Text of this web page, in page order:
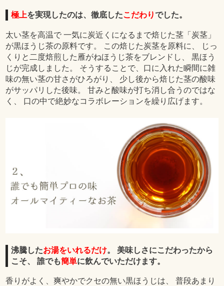
極上を実現したのは、徹底したこだわりでした。
太い茎を高温で 一気に炭近くになるまで焙じた茎「炭茎」
が黒ほうじ茶の原料です。 この焙じた炭茎を原料に、 じっ
くりと二度焙煎した雁がねほうじ茶をブレンドし、 黒ほう
じが完成しました。 そうすることで、口に入れた瞬間に雑
味の無い茎の甘さがひろがり、 少し後から焙じた茎の酸味
がサッパリした後味。 甘みと酸味が打ち消し合うのではな
く、 口の中で絶妙なコラボレーションを繰り広げます。
沸騰したお湯をいれるだけ。 美味しさにこだわったから
こそ、 誰でも簡単に飲んでいただけます。
香りがよく、爽やかでクセの無い黒ほうじは、 普段あまり